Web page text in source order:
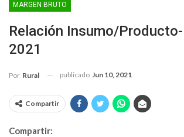
MARGEN BRUTO
Relación Insumo/
2021
Por Rural publicado Jun 10, 2021
Compartir
Compartir: